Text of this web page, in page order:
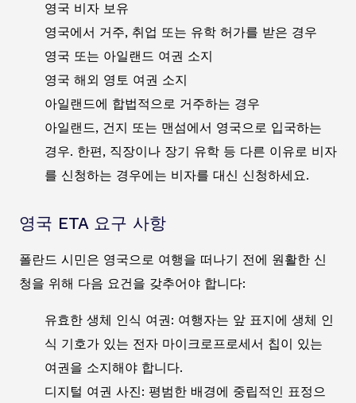
영국 비자 보유
영국에서 거주, 취업 또는 유학 허가를 받은 경우
영국 또는 아일랜드 여권 소지
영국 해외 영토 여권 소지
아일랜드에 합법적으로 거주하는 경우
아일랜드, 건지 또는 맨섬에서 영국으로 입국하는
경우. 한편, 직장이나 장기 유학 등 다른 이유로 비자
를 신청하는 경우에는 비자를 대신 신청하세요.
영국 ETA 요구 사항
폴란드 시민은 영국으로 여행을 떠나기 전에 원활한 신
청을 위해 다음 요건을 갖추어야 합니다:
유효한 생체 인식 여권: 여행자는 앞 표지에 생체 인
식 기호가 있는 전자 마이크로프로세서 칩이 있는
여권을 소지해야 합니다.
디지털 여권 사진: 평범한 배경에 중립적인 표정으